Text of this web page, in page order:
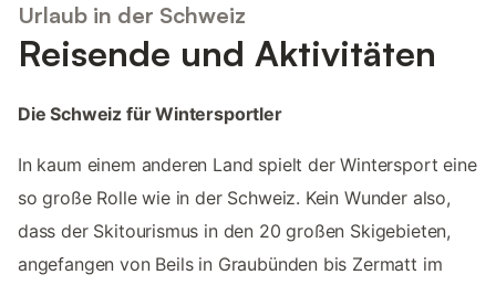
Urlaub in der Schweiz
Reisende und Aktivitäten
Die Schweiz für Wintersportler
In kaum einem anderen Land spielt der Wintersport eine
so große Rolle wie in der Schweiz. Kein Wunder also,
dass der Skitourismus in den 20 großen Skigebieten,
angefangen von Beils in Graubünden bis Zermatt im